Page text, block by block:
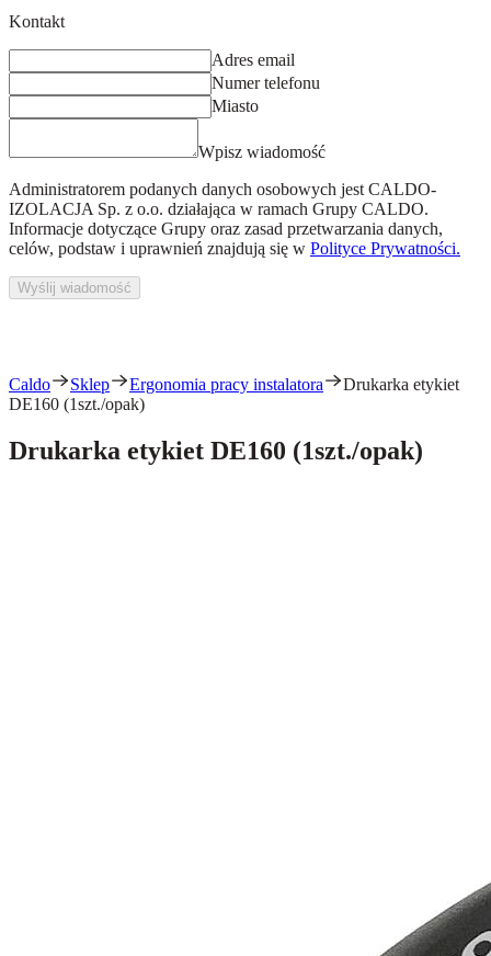
Kontakt
Adres email
Numer telefonu
Miasto
Wpisz wiadomość
Administratorem podanych danych osobowych jest CALDO-
IZOLACJA Sp. z o.o. działająca w ramach Grupy CALDO.
Informacje dotyczące Grupy oraz zasad przetwarzania danych,
celów, podstaw i uprawnień znajdują się w Polityce Prywatności.
Wyślij wiadomość
Caldo Sklep Ergonomia pracy instalatora
Drukarka etykiet
DE160 (1szt./opak)
Drukarka etykiet DE160 (1szt./opak)